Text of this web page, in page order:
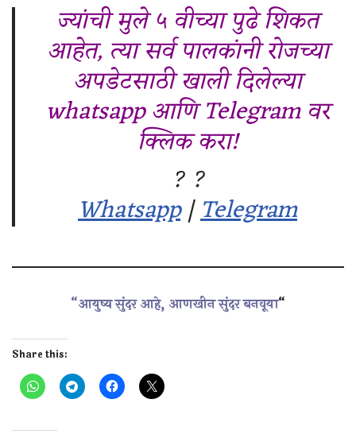
ज्यांची मुले ५ वीच्या पुढे शिकत
आहेत, त्या सर्व पालकांनी रोजच्या
अपडेटसाठी खाली दिलेल्या
whatsapp आणि Telegram वर
क्लिक करा!
? ?
Whatsapp|Telegram
“आयुष्य सुंदर आहे, आणखीन सुंदर बनवूया“
Share this: